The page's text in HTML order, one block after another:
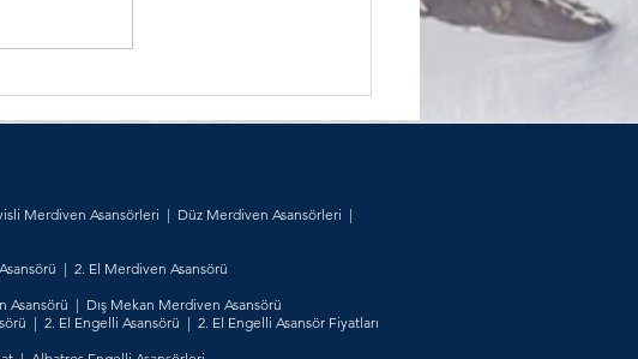
Merdiven Asansörleri | Düz Merdiven Asansörleri |
| 2. El Merdiven Asansörü
Asansörü | Dış Mekan Merdiven Asansörü
| 2. El Engelli Asansörü | 2. El Engelli Asansör Fiyatları